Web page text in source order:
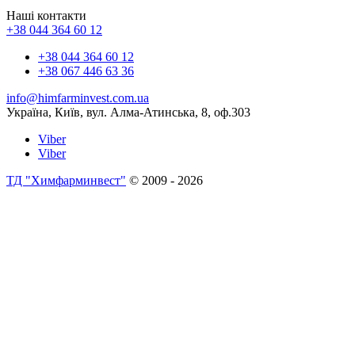
Наші контакти
+38 044 364 60 12
+38 044 364 60 12
+38 067 446 63 36
info@himfarminvest.com.ua
Україна, Київ, вул. Алма-Атинська, 8, оф.303
Viber
Viber
ТД "Химфарминвест" © 2009 - 2026